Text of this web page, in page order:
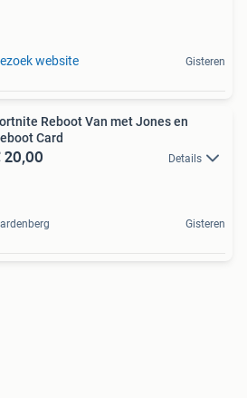
website Gisteren
Reboot Van met Jones en
Card
20,00 Details
Gisteren